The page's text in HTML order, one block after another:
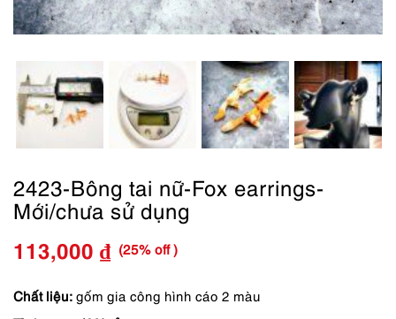
2423-Bông tai nữ-Fox earrings-
Mới/chưa sử dụng
Giá
gốc
113,000 ₫
Giá
hiện
(25% off )
Chất liệu: gốm gia công hình cáo 2 màu